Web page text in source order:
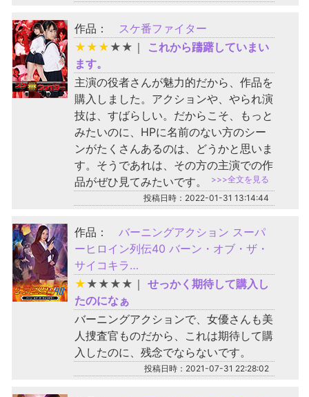
作品： スケ番ファイター
★ ★ ★ ★ ★ ｜ これから躊躇していまい
ます。
主演の役者さんが魅力的だから、作品を
購入しました。アクションや、やられ演
技は、すばらしい。だからこそ、もっと
みたいのに、HPに名前のない方のシー
ンがたくさんあるのは、どうかと思いま
す。そうであれは、その方の主演での作
品がぜひ見てみたいです。
>>>全文を見る
投稿日時：2022-01-31 13:14:44
作品： バーニングアクション スーパ
ーヒロイン列伝40 バーン・オブ・ザ・
サイコキラ…
★ ★ ★ ★ ★ ｜ せっかく期待して購入し
たのになぁ
バーニングアクションで、女優さんも美
人捜査官ものだから、これは期待して購
入したのに、残念でならないです。
投稿日時：2021-07-31 22:28:02